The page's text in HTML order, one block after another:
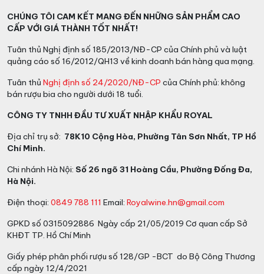
CHÚNG TÔI CAM KẾT MANG ĐẾN NHỮNG SẢN PHẨM CAO
CẤP VỚI GIÁ THÀNH TỐT NHẤT!
Tuân thủ Nghị định số 185/2013/NĐ-CP của Chính phủ và luật
quảng cáo số 16/2012/QH13 về kinh doanh bán hàng qua mạng.
Tuân thủ Nghị định số 24/2020/NĐ-CP của Chính phủ: không
bán rượu bia cho người dưới 18 tuổi.
CÔNG TY TNHH ĐẦU TƯ XUẤT NHẬP KHẨU ROYAL
Địa chỉ trụ sở: 78K10 Cộng Hòa, Phường Tân Sơn Nhất, TP Hồ
Chí Minh.
Chi nhánh Hà Nội: Số 26 ngõ 31 Hoàng Cầu, Phường Đống Đa,
Hà Nội.
Điện thoại: 0849 788 111 Email: Royalwine.hn@gmail.com
GPKD số 0315092886 Ngày cấp 21/05/2019 Cơ quan cấp Sở
KHĐT TP. Hồ Chí Minh
Giấy phép phân phối rượu số 128/GP -BCT do Bộ Công Thương
cấp ngày 12/4/2021